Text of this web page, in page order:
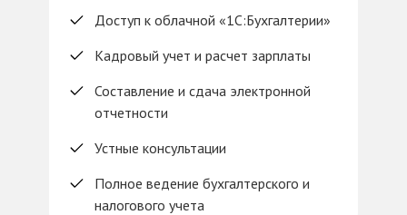
Полное ведение бухгалтерского и
налогового учета
Кадровый учет и расчет зарплаты
Доступ к облачной «1С:Бухгалтерии»
Составление и сдача электронной
отчетности
Устные консультации